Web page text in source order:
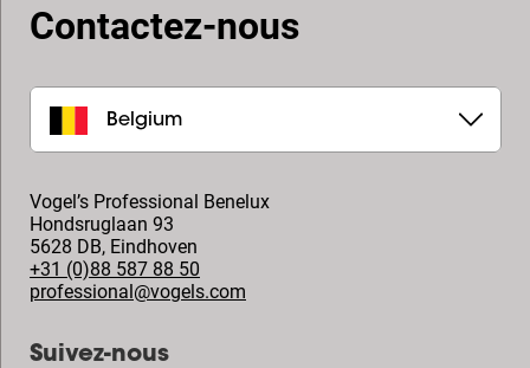
Contactez-nous
Belgium
Vogel’s Professional Benelux
Hondsruglaan 93
5628 DB, Eindhoven
+31 (0)88 587 88 50
professional@vogels.com
Suivez-nous